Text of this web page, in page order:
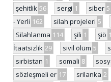
şehitlik 56 sergi 1 siber 5
- Yerli 162 silah projeleri 5
Silahlanma 114 şili 1 şiö 1
İtaatsizlik 29 sivil ölüm 5
sırbistan 1 somali 8
sözleşmeli er 17 srilanka 2